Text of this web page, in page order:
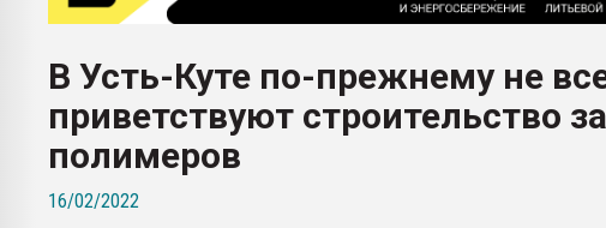
Материал поверхности пуансона для
Продам отходы Композиция
поликарбоната и АБС-пластика
Armaloy PC/ABS-1IM черный цвет
ПЕРЕЙТИ НА ФОРУМ
В Усть-Куте по-прежнему не
приветствуют строительство
полимеров
16/02/2022